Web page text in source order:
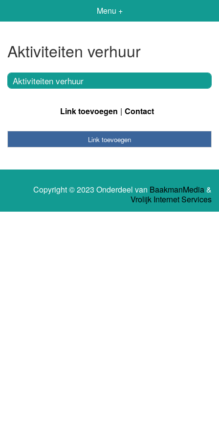
Menu +
Aktiviteiten verhuur
Aktiviteiten verhuur
Link toevoegen Contact
Link toevoegen
Copyright © 2023 Onderdeel van BaakmanMedia&
Vrolijk Internet Services